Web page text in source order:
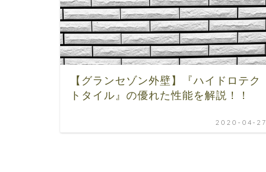
【グランセゾン外壁】『ハイドロテク
トタイル』の優れた性能を解説！！
2020-04-27